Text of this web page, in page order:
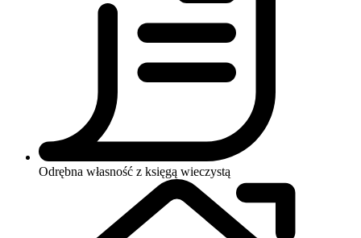
Odrębna własność z księgą wieczystą